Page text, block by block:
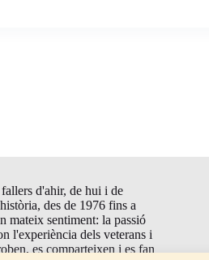
d'ahir, de hui i de
des de 1976 fins a
mateix sentiment: la passió
l'experiència dels veterans i
es comparteixen i es fan